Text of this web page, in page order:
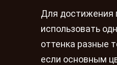
Для достижения
использовать
оттенка разные
если основным